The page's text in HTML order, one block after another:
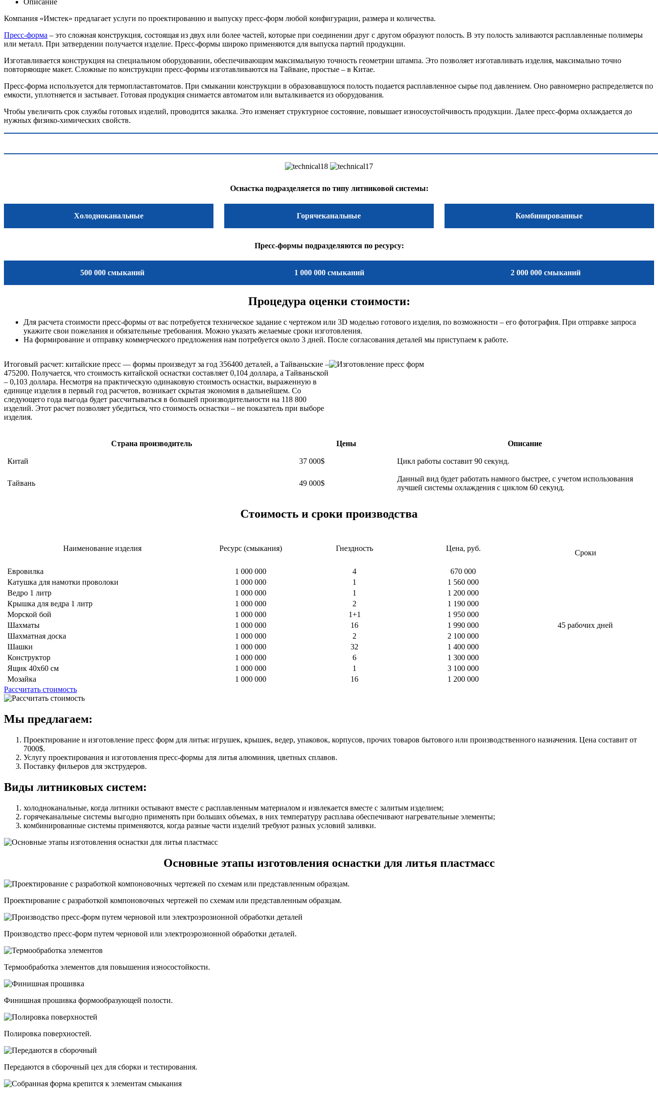
Компания «Имстек» предлагает услуги по проектированию и выпуску пресс-форм любой конфигурации, размера и количества.
Пресс-форма – это сложная конструкция, состоящая из двух или более частей, которые при соединении друг с другом образуют полость. В эту полость заливаются расплавленные полимеры
или металл. При затвердении получается изделие. Пресс-формы широко применяются для выпуска партий продукции.
Изготавливается конструкция на специальном оборудовании, обеспечивающим максимальную точность геометрии штампа. Это позволяет изготавливать изделия, максимально точно
повторяющие макет. Сложные по конструкции пресс-формы изготавливаются на Тайване, простые – в Китае.
Пресс-форма используется для термопластавтоматов. При смыкании конструкции в образовавшуюся полость подается расплавленное сырье под давлением. Оно равномерно распределяется по
емкости, уплотняется и застывает. Готовая продукция снимается автоматом или выталкивается из оборудования.
Чтобы увеличить срок службы готовых изделий, проводится закалка. Это изменяет структурное состояние, повышает износоустойчивость продукции. Далее пресс-форма охлаждается до
нужных физико-химических свойств.
Оснастка подразделяется по типу литниковой системы:
Холодноканальные Горячеканальные Комбинированные
Пресс-формы подразделяются по ресурсу:
500 000 смыканий 1 000 000 смыканий 2 000 000 смыканий
Процедура оценки стоимости:
Для расчета стоимости пресс-формы от вас потребуется техническое задание с чертежом или 3D моделью готового изделия, по возможности – его фотография. При отправке запроса
укажите свои пожелания и обязательные требования. Можно указать желаемые сроки изготовления.
На формирование и отправку коммерческого предложения нам потребуется около 3 дней. После согласования деталей мы приступаем к работе.
Итоговый расчет: китайские пресс — формы произведут за год 356400 деталей, а Тайваньские –
475200. Получается, что стоимость китайской оснастки составляет 0,104 доллара, а Тайваньской
– 0,103 доллара. Несмотря на практическую одинаковую стоимость оснастки, выраженную в
единице изделия в первый год расчетов, возникает скрытая экономия в дальнейшем. Со
следующего года выгода будет рассчитываться в большей производительности на 118 800
изделий. Этот расчет позволяет убедиться, что стоимость оснастки – не показатель при выборе
изделия.
Страна производитель Цены Описание
Китай 37 000$ Цикл работы составит 90 секунд.
Тайвань 49 000$
Данный вид будет работать намного быстрее, с учетом использования
лучшей системы охлаждения с циклом 60 секунд.
Стоимость и сроки производства
Наименование изделия Ресурс (смыкания) Гнездность Цена, руб.
Сроки
Евровилка 1 000 000 4 670 000
45 рабочих дней
Катушка для намотки проволоки 1 000 000 1
1 560 000
Ведро 1 литр
1 000 000 1
1 200 000
Крышка для ведра 1 литр
1 000 000 2
1 190 000
Морской бой
1 000 000 1+1
1 950 000
Шахматы
1 000 000 16
1 990 000
Шахматная доска
1 000 000 2
2 100 000
Шашки
1 000 000 32
1 400 000
Конструктор
1 000 000 6
1 300 000
Ящик 40х60 см
1 000 000 1
3 100 000
Мозайка
1 000 000 16
1 200 000
Рассчитать стоимость
Мы предлагаем:
Проектирование и изготовление пресс форм для литья: игрушек, крышек, ведер, упаковок, корпусов, прочих товаров бытового или производственного назначения. Цена составит от
7000$.
Услугу проектирования и изготовления пресс-формы для литья алюминия, цветных сплавов.
Поставку фильеров для экструдеров.
Виды литниковых систем:
холодноканальные, когда литники остывают вместе с расплавленным материалом и извлекается вместе с залитым изделием;
горячеканальные системы выгодно применять при больших объемах, в них температуру расплава обеспечивают нагревательные элементы;
комбинированные системы применяются, когда разные части изделий требуют разных условий заливки.
Основные этапы изготовления оснастки для литья пластмасс
Проектирование с разработкой компоновочных чертежей по схемам или представленным образцам.
Производство пресс-форм путем черновой или электроэрозионной обработки деталей.
Термообработка элементов для повышения износостойкости.
Финишная прошивка формообразующей полости.
Полировка поверхностей.
Передаются в сборочный цех для сборки и тестирования.